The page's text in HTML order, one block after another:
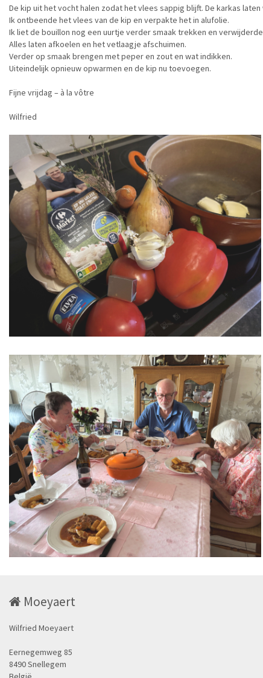
De kip uit het vocht halen zodat het vlees sappig blijft. De karkas
Ik ontbeende het vlees van de kip en verpakte het in alufolie.
Ik liet de bouillon nog een uurtje verder smaak trekken en
Alles laten afkoelen en het vetlaagje afschuimen.
Verder op smaak brengen met peper en zout en wat indikken.
Uiteindelijk opnieuw opwarmen en de kip nu toevoegen.
Fijne vrijdag – à la vôtre
Wilfried
Moeyaert
Wilfried Moeyaert
Eernegemweg 85
8490 Snellegem